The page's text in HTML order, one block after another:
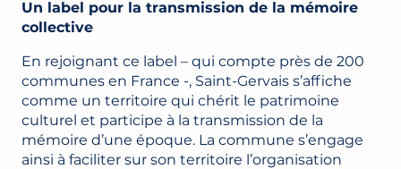
Un label pour la transmission de la mémoire
collective
En rejoignant ce label – qui compte près de 200
communes en France -, Saint-Gervais s’affiche
comme un territoire qui chérit le patrimoine
culturel et participe à la transmission de la
mémoire d’une époque. La commune s’engage
ainsi à faciliter sur son territoire l’organisation